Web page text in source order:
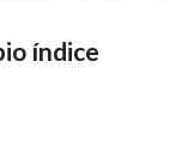
índice